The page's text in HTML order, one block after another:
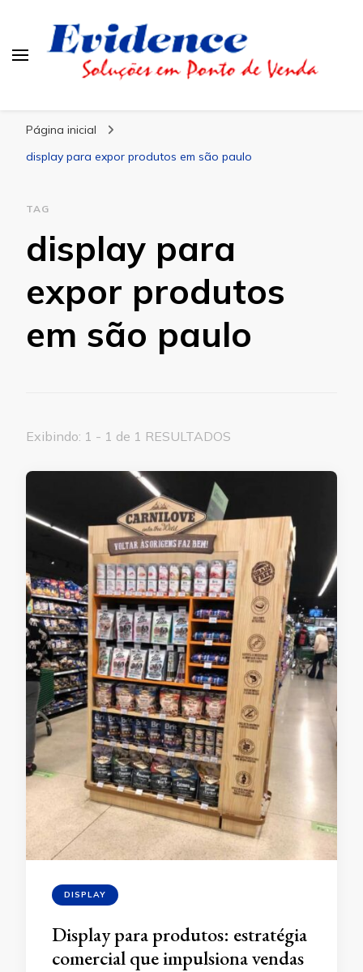
Página inicial
display para expor produtos em são paulo
TAG
display para
expor produtos
em são paulo
Exibindo: 1 - 1 de 1 RESULTADOS
DISPLAY
Display para produtos: estratégia
comercial que impulsiona vendas